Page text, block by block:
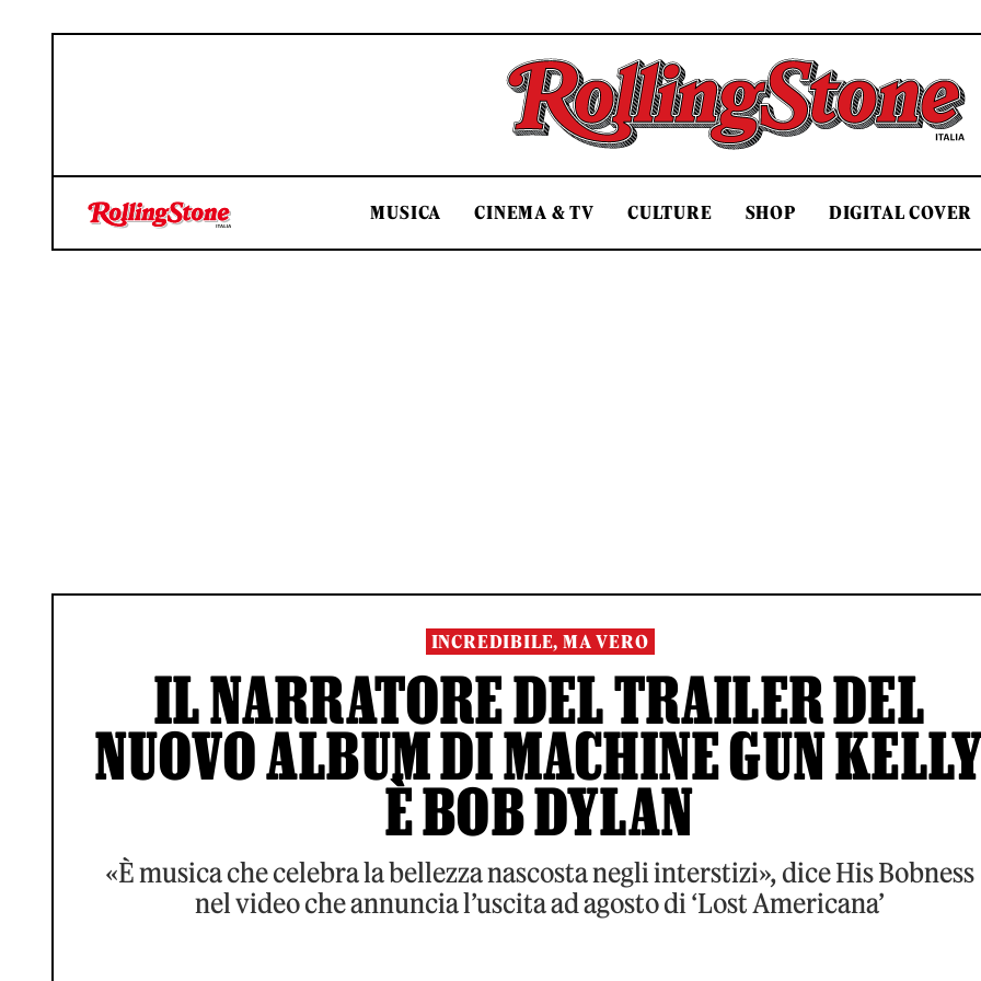
Rolling Stone Italia
MUSICA CINEMA & TV CULTURE SHOP DIGITAL COVER
INCREDIBILE, MA VERO
IL NARRATORE DEL TRAILER DEL
NUOVO ALBUM DI MACHINE GUN
È BOB DYLAN
«È musica che celebra la bellezza nascosta negli interstizi», dice His Bobness
nel video che annuncia l’uscita ad agosto di ‘Lost Americana’